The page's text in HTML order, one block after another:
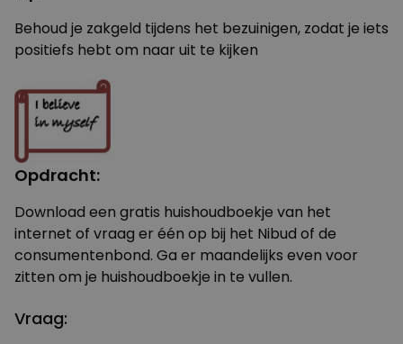
Behoud je zakgeld tijdens het bezuinigen, zodat je iets
positiefs hebt om naar uit te kijken
Opdracht:
Download een gratis huishoudboekje van het
internet of vraag er één op bij het Nibud of de
consumentenbond. Ga er maandelijks even voor
zitten om je huishoudboekje in te vullen.
Vraag: